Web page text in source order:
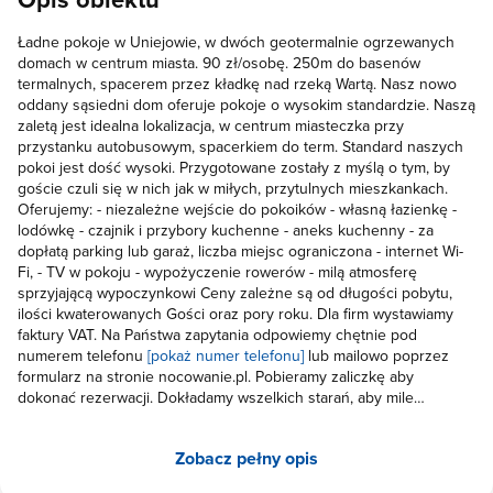
Ładne pokoje w Uniejowie, w dwóch geotermalnie ogrzewanych
domach w centrum miasta. 90 zł/osobę. 250m do basenów
termalnych, spacerem przez kładkę nad rzeką Wartą. Nasz nowo
oddany sąsiedni dom oferuje pokoje o wysokim standardzie. Naszą
zaletą jest idealna lokalizacja, w centrum miasteczka przy
przystanku autobusowym, spacerkiem do term. Standard naszych
pokoi jest dość wysoki. Przygotowane zostały z myślą o tym, by
goście czuli się w nich jak w miłych, przytulnych mieszkankach.
Oferujemy: - niezależne wejście do pokoików - własną łazienkę -
lodówkę - czajnik i przybory kuchenne - aneks kuchenny - za
dopłatą parking lub garaż, liczba miejsc ograniczona - internet Wi-
Fi, - TV w pokoju - wypożyczenie rowerów - milą atmosferę
sprzyjającą wypoczynkowi Ceny zależne są od długości pobytu,
ilości kwaterowanych Gości oraz pory roku. Dla firm wystawiamy
faktury VAT. Na Państwa zapytania odpowiemy chętnie pod
numerem telefonu [pokaż numer telefonu] lub mailowo poprzez
formularz na stronie nocowanie.pl. Pobieramy zaliczkę aby
dokonać rezerwacji. Dokładamy wszelkich starań, aby mile
oraz XIV-wieczny zamek biskupów gnieźnieńskich nad rzeką Wartą
Zobacz pełny opis